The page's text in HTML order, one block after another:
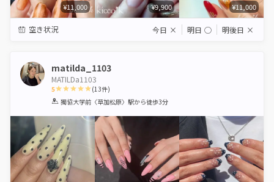
¥11,000 ¥9,900 ¥11,000
空き状況 今日 × 明日 ◯ 明後日 ×
matilda_1103
MATILDa1103
5
1 2 3 4 5
(13件)
獨協大学前〈草加松原〉駅から徒歩3分